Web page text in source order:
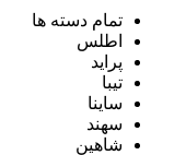
تمام دسته ها
اطلس
پراید
تیبا
ساینا
سهند
شاهین